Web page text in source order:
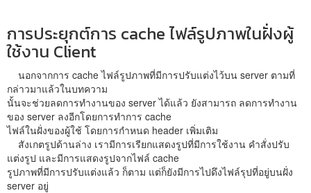
การประยุกต์การ cache ไฟล์รูปภาพในฝั่งผู้
ใช้งาน Client
นอกจากการ cache ไฟล์รูปภาพที่มีการปรับแต่งไว้บน server ตามที่
กล่าวมาแล้วในบทความ
นั้นจะช่วยลดการทำงานของ server ได้แล้ว ยังสามารถ ลดการทำงาน
ของ server ลงอีกโดยการทำการ cache
ไฟล์ในฝั่งของผู้ใช้ โดยการกำหนด header เพิ่มเติม
สังเกตรูปด้านล่าง เรามีการเรียกแสดงรูปที่มีการใช้งาน คำสั่งปรับ
แต่งรูป และมีการแสดงรูปจากไฟล์ cache
รูปภาพที่มีการปรับแต่งแล้ว ก็ตาม แต่ก็ยังมีการไปดึงไฟล์รุปที่อยู่บนฝั่ง
server อยู่